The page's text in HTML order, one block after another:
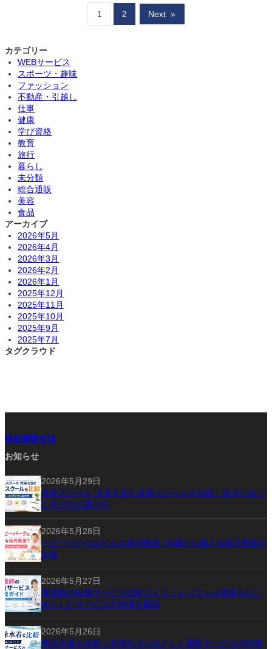
1 2 Next »
カテゴリー
WEBサービス
スポーツ・趣味
ファッション
不動産・引越し
仕事
健康
学び資格
教育
旅行
暮らし
未分類
総合通販
美容
食品
アーカイブ
2026年5月
2026年4月
2026年3月
2026年2月
2026年1月
2025年12月
2025年11月
2025年10月
2025年9月
2025年7月
タグクラウド
特定商取引法
お知らせ
2026年5月29日
資格スクール 大栄を含む資格スクールを比較｜自分に合っ
た学び方の選び方
2026年5月28日
ベビーパークはどんな幼児教室？0歳から通える親子教室を
比較
2026年5月27日
看護師の転職サービス比較ガイド｜レバウェル看護をはじ
めとしたサービスの特徴を解説
2026年5月26日
競泳水着を比較｜水神をはじめとした通販サービスの特徴